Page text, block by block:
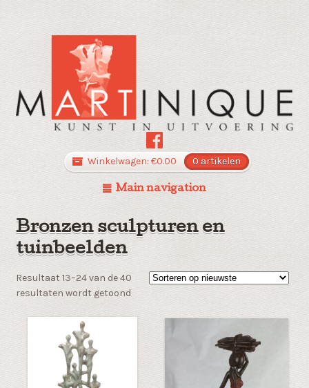
Winkelwagen: €0.00 0 artikelen
Main navigation
Bronzen sculpturen en
tuinbeelden
Resultaat 13–24 van de 40
resultaten wordt getoondGesorteerd
nieuwste